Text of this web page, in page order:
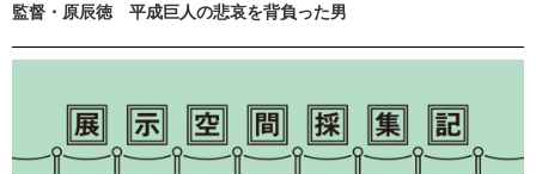
監督・原辰徳 平成巨人の悲哀を背負った男